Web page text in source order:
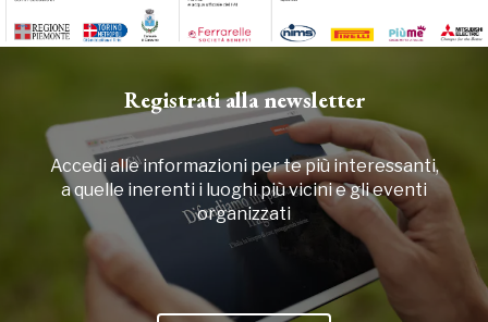
Registrati alla newsletter
Accedi alle informazioni per te più interessanti,
a quelle inerenti i luoghi più vicini e gli eventi
organizzati